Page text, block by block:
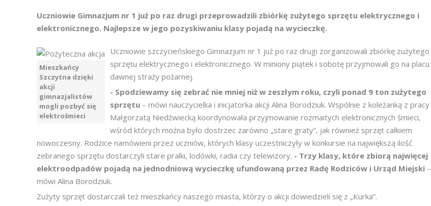
Uczniowie Gimnazjum nr 1 już po raz drugi przeprowadzili zbiórkę zużytego sprzętu elektrycznego i
elektronicznego. Najlepsze w jego pozyskiwaniu klasy pojadą na wycieczkę.
Mieszkańcy
Szczytna dzięki
akcji
gimnazjalistów
mogli pozbyć się
elektrośmieci
Uczniowie szczycieńskiego Gimnazjum nr 1 już po raz drugi zorganizowali zbiórkę zużytego
sprzętu elektrycznego i elektronicznego. W miniony piątek i sobotę przyjmowali go na placu
dawnej straży pożarnej.
- Spodziewamy się zebrać nie mniej niż w zeszłym roku, czyli ponad 9 ton zużytego
sprzętu – mówi nauczycielka i inicjatorka akcji Alina Borodziuk. Wspólnie z koleżanką z pracy
Małgorzatą Niedźwiecką koordynowała przyjmowanie rozmaitych elektronicznych śmieci,
wśród których można było dostrzec zarówno „stare graty”, jak również sprzęt całkiem
nowoczesny. Rodzice namówieni przez uczniów, których klasy uczestniczyły w konkursie na największą ilość
zebranego sprzętu dostarczyli stare pralki, lodówki, radia czy telewizory. - Trzy klasy, które zbiorą najwięcej
elektroodpadów pojadą na jednodniową wycieczkę ufundowaną przez Radę Rodziców i Urząd Miejski –
mówi Alina Borodziuk.
Zużyty sprzęt dostarczali też mieszkańcy naszego miasta, którzy o akcji dowiedzieli się z „Kurka”.